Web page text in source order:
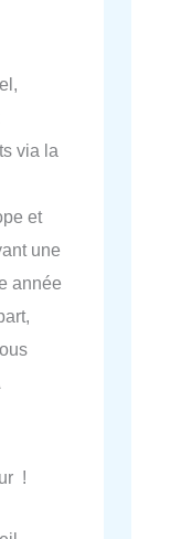
via la
et
une
année
!